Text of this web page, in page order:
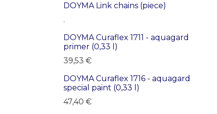
LAST PRODUCTS!DOYMA Link chains (piece)
.
DOYMA Curaflex 1711 - aquagard
primer (0,33 l)
39,53 €
DOYMA Curaflex 1716 - aquagard
special paint (0,33 l)
47,40 €